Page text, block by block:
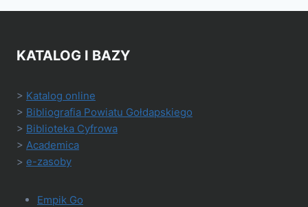
KATALOG I BAZY
> Katalog online
> Bibliografia Powiatu Gołdapskiego
> Biblioteka Cyfrowa
> Academica
> e-zasoby
Empik Go